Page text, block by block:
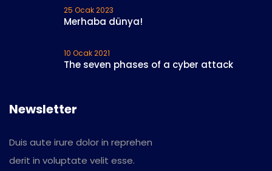
25 Ocak 2023
Merhaba dünya!
10 Ocak 2021
The seven phases of a cyber attack
Newsletter
Duis aute irure dolor in reprehen
derit in voluptate velit esse.